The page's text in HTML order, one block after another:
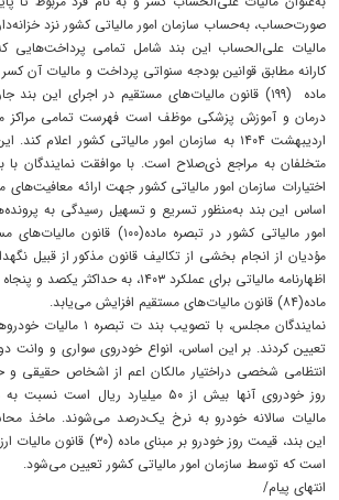
صورت‌‌‌حساب، به‌‌‌حساب سازمان امور مالیاتی کشور نزد
مالیات علی‌‌‌الحساب این بند شامل تمامی پرداخت‌‌‌هایی
کارانه مطابق قوانین بودجه سنواتی ‌پرداخت و مالیات آن
ماده ‌‌‌‌ (۱۹۹) قانون مالیات‌‌‌های مستقیم در اجرای این
درمان و آموزش پزشکی موظف است فهرست ‌تمامی مراکز
اردیبهشت‌‌‌ ۱۴۰۴ ‌به سازمان امور مالیاتی کشور
اختیارات سازمان امور مالیاتی کشور جهت ارائه معافیت‌‌‌های
اساس این بند به‌‌‌منظور تسریع و تسهیل رسیدگی به
امور مالیاتی کشور در تبصره
مؤدیان از انجام بخشی ‌از تکالیف قانون مذکور از قبیل
‌اظهارنامه مالیاتی برای عملکرد ۱۴۰۳، به
ماده(۸۴) قانون مالیات‌‌‌های ‌مستقیم افزایش می‌‌‌یابد‎.‌‌‌
تعیین کردند. بر این اساس، انواع خودروی سواری و وانت
‌انتظامی شخصی دراختیار مالکان اعم از اشخاص حقیقی و
روز خودروی آنها بیش از ۵۰‌ میلیارد
مالیات سالانه خودرو به نرخ یک‌درصد می‌‌‌شوند. ماخذ
است که توسط سازمان ‌امور مالیاتی کشور تعیین می‌شود.
انتهای پیام/